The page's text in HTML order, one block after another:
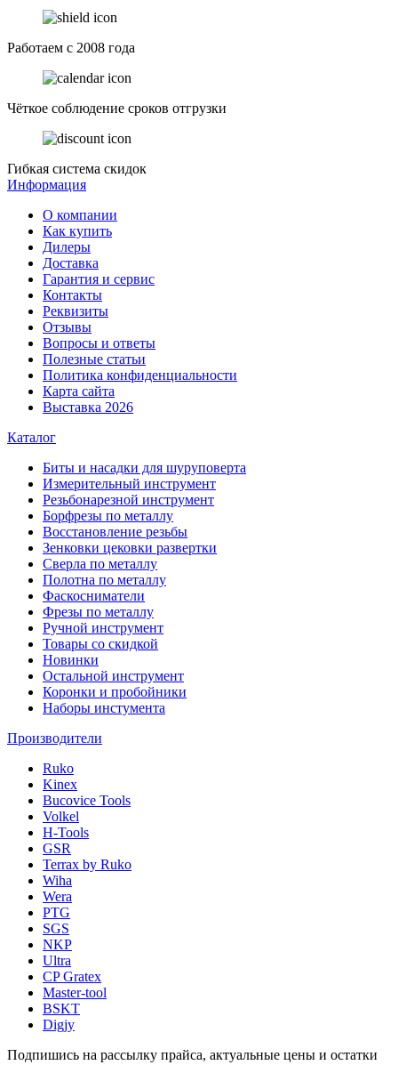
Работаем с 2008 года
Чёткое соблюдение сроков отгрузки
Гибкая система скидок
Информация
О компании
Как купить
Дилеры
Доставка
Гарантия и сервис
Контакты
Реквизиты
Отзывы
Вопросы и ответы
Полезные статьи
Политика конфиденциальности
Карта сайта
Выставка 2026
Каталог
Биты и насадки для шуруповерта
Измерительный инструмент
Резьбонарезной инструмент
Борфрезы по металлу
Восстановление резьбы
Зенковки цековки развертки
Сверла по металлу
Полотна по металлу
Фаскосниматели
Фрезы по металлу
Ручной инструмент
Товары со скидкой
Новинки
Остальной инструмент
Коронки и пробойники
Наборы инстумента
Производители
Ruko
Kinex
Bucovice Tools
Volkel
H-Tools
GSR
Terrax by Ruko
Wiha
Wera
PTG
SGS
NKP
Ultra
CP Gratex
Master-tool
BSKT
Digjy
Подпишись на рассылку прайса, актуальные цены и остатки